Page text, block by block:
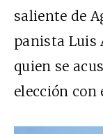
saliente de
panista Luis
quien se
elección